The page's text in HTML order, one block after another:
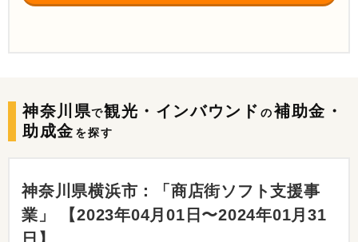
神奈川県で観光・インバウンド の 補助金・
助成金を探す
神奈川県横浜市：「商店街ソフト支援事
業」 【2023年04月01日〜2024年01月31